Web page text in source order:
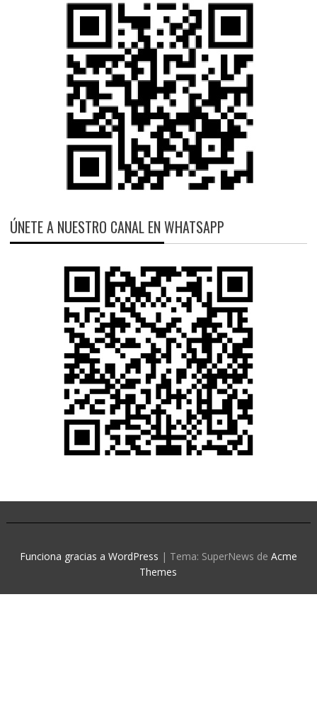
ÚNETE A NUESTRO CANAL EN WHATSAPP
Funciona gracias a WordPress | Tema: SuperNews de Acme
Themes